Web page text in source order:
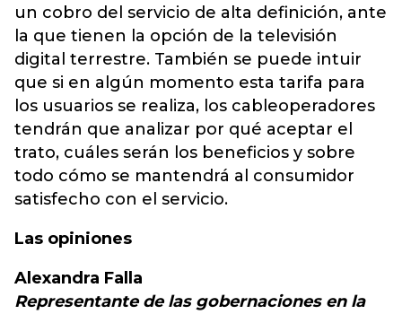
un cobro del servicio de alta definición, ante
la que tienen la opción de la televisión
digital terrestre. También se puede intuir
que si en algún momento esta tarifa para
los usuarios se realiza, los cableoperadores
tendrán que analizar por qué aceptar el
trato, cuáles serán los beneficios y sobre
todo cómo se mantendrá al consumidor
satisfecho con el servicio.
Las opiniones
Alexandra Falla
Representante de las gobernaciones en la